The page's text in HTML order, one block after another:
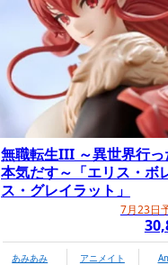
無職転生III ～異世界行っ
本気だす～「エリス・ボ
ス・グレイラット」
7月23日
あみあみ アニメイト